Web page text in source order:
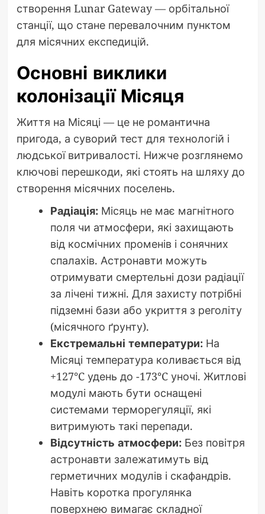
створення Lunar Gateway — орбітальної
станції, що стане перевалочним пунктом
для місячних експедицій.
Основні виклики
колонізації Місяця
Життя на Місяці — це не романтична
пригода, а суворий тест для технологій і
людської витривалості. Нижче розглянемо
ключові перешкоди, які стоять на шляху до
створення місячних поселень.
Радіація:Місяць не має магнітного
поля чи атмосфери, які захищають
від космічних променів і сонячних
спалахів. Астронавти можуть
отримувати смертельні дози радіації
за лічені тижні. Для захисту потрібні
підземні бази або укриття з реголіту
(місячного ґрунту).
Екстремальні температури:На
Місяці температура коливається від
+127°C удень до -173°C уночі. Житлові
модулі мають бути оснащені
системами терморегуляції, які
витримують такі перепади.
Відсутність атмосфери:Без повітря
астронавти залежатимуть від
герметичних модулів і скафандрів.
Навіть коротка прогулянка
поверхнею вимагає складної